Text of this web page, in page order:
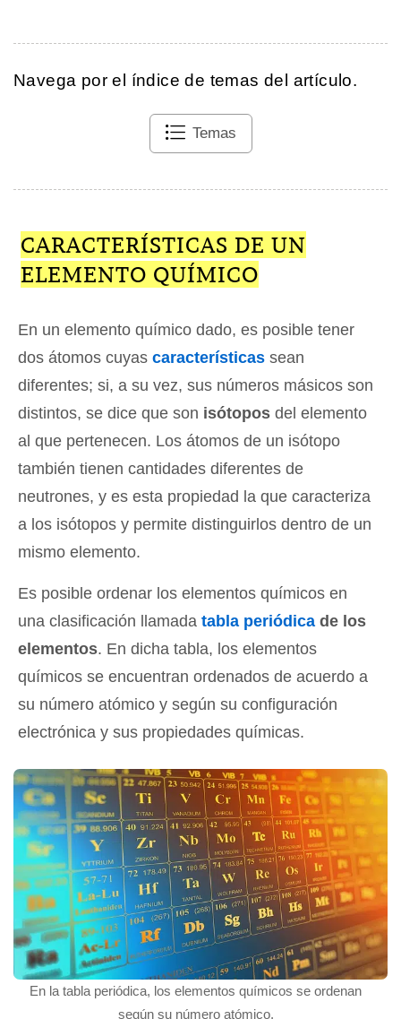
Navega por el índice de temas del artículo.
Temas
CARACTERÍSTICAS DE UN
ELEMENTO QUÍMICO
En un elemento químico dado, es posible tener
dos átomos cuyas características sean
diferentes; si, a su vez, sus números másicos son
distintos, se dice que son isótopos del elemento
al que pertenecen. Los átomos de un isótopo
también tienen cantidades diferentes de
neutrones, y es esta propiedad la que caracteriza
a los isótopos y permite distinguirlos dentro de un
mismo elemento.
Es posible ordenar los elementos químicos en
una clasificación llamada tabla periódica de los
elementos. En dicha tabla, los elementos
químicos se encuentran ordenados de acuerdo a
su número atómico y según su configuración
electrónica y sus propiedades químicas.
En la tabla periódica, los elementos químicos se ordenan
según su número atómico.